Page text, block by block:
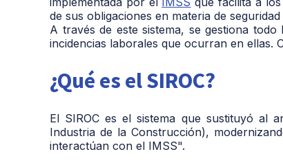
de sus obligaciones en materia de
A través de este sistema, se gestiona
incidencias laborales que ocurran en ellas.
¿Qué es el SIROC?
El SIROC es el sistema que sustituyó al
Industria de la Construcción),
interactúan con el IMSS".